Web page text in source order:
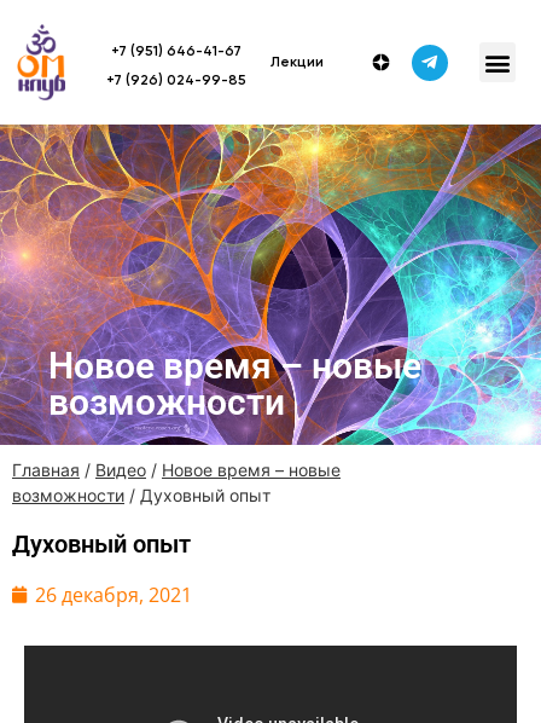
+7 (951) 646-41-67
+7 (926) 024-99-85
Лекции
Новое время – новые
возможности
Главная / Видео / Новое время – новые
возможности / Духовный опыт
Духовный опыт
26 декабря, 2021